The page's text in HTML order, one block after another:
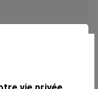
bancaires